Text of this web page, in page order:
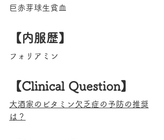
巨赤芽球生貧血
【内服歴】
フォリアミン
【Clinical Question】
大酒家のビタミン欠乏症の予防の推奨
は？